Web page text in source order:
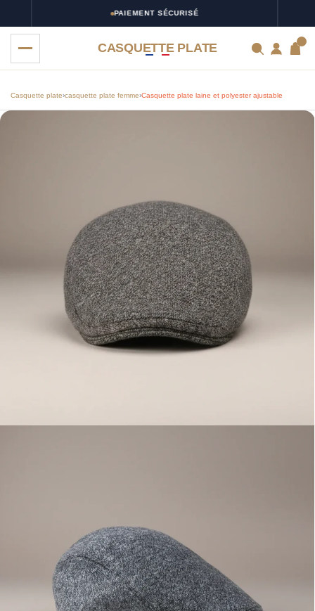
PAIEMENT SÉCURISÉ
CASQUETTE PLATE
Casquette plate›casquette plate femme›Casquette plate laine et polyester ajustable